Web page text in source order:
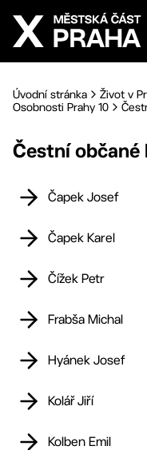
Přejít na hlavní obsah
Úvodní stránka Život v
Osobnosti Prahy 10
Čestní občané
Čapek Josef
Čapek Karel
Čížek Petr
Frabša Michal
Hyánek Josef
Kolář Jiří
Kolben Emil